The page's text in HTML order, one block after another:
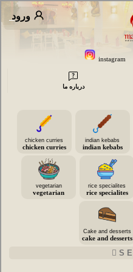
ورود
instagram
درباره ما
indian kebabs
indian kebabs
chicken curries
chicken curries
rice specialites
rice specialites
vegetarian
vegetarian
Cake and desserts
cake and desserts